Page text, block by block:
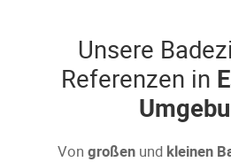
Unsere
Referenzen in
Von großenund kleinen